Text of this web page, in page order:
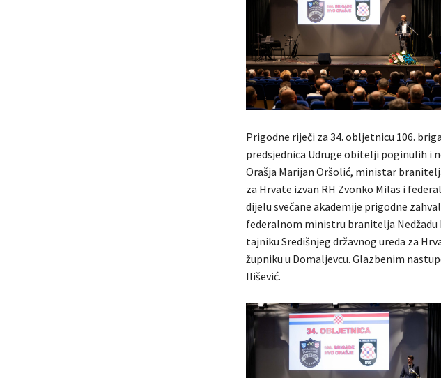
Prigodne riječi za 34. obljetnicu 106.
predsjednica Udruge obitelji poginulih i
Orašja Marijan Oršolić, ministar
za Hrvate izvan RH Zvonko Milas i
dijelu svečane akademije prigodne
federalnom ministru branitelja Nedžadu
tajniku Središnjeg državnog ureda za
župniku u Domaljevcu. Glazbenim
Ilišević.